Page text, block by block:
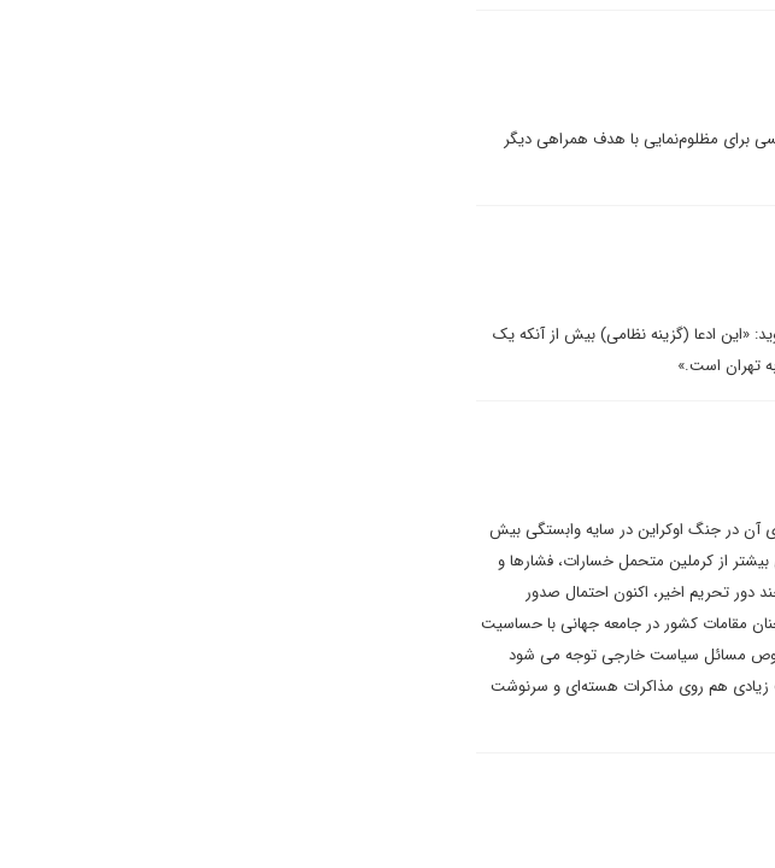
برای مظلوم‌نمایی با هدف همراهی دیگر
«این ادعا (گزینه نظامی) بیش از آنکه یک
تهران است.»
آن در جنگ اوکراین در سایه وابستگی بیش
از کرملین متحمل خسارات، فشارها و
دور تحریم اخیر، اکنون احتمال صدور
مقامات کشور در جامعه جهانی با حساسیت
مسائل سیاست خارجی توجه می شود
زیادی هم روی مذاکرات هسته‌ای و سرنوشت